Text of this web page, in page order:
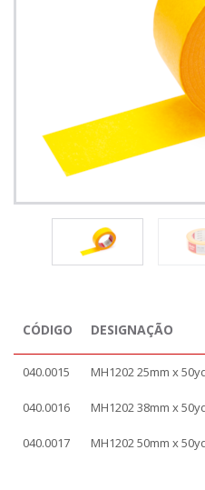
CÓDIGO DESIGNAÇÃO
040.0015 MH1202 25mm x
040.0016 MH1202 38mm x
040.0017 MH1202 50mm x